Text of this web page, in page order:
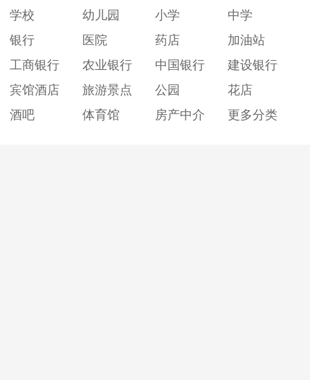
学校
幼儿园 小学
中学
银行
医院 药店
加油站
工商银行
农业银行 中国银行
建设银行
宾馆酒店
旅游景点 公园
花店
酒吧
体育馆 房产中介 更多分类